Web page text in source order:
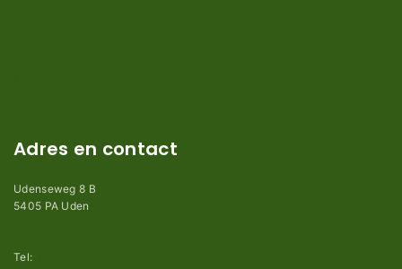
Adres en contact
Udenseweg 8 B
5405 PA Uden
Tel: